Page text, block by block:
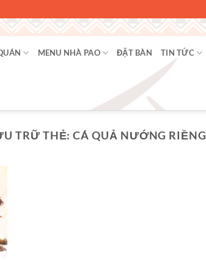
MENU NHÀ PAO ĐẶT BÀN TIN TỨC
TRỮ THẺ:CÁ QUẢ NƯỚNG